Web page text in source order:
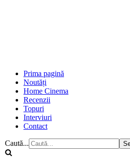
Prima pagină
Noutăți
Home Cinema
Recenzii
Topuri
Interviuri
Contact
Caută...